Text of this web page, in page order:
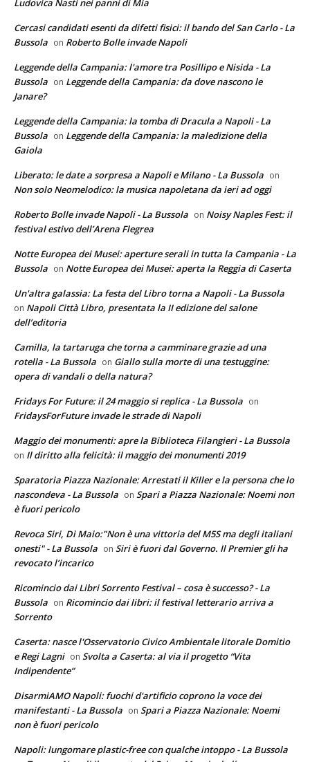
Ludovica Nasti nei panni di Mia
Cercasi candidati esenti da difetti fisici: il bando del San Carlo - La
Bussola on Roberto Bolle invade Napoli
Leggende della Campania: l'amore tra Posillipo e Nisida - La
Bussola on Leggende della Campania: da dove nascono le
Janare?
Leggende della Campania: la tomba di Dracula a Napoli - La
Bussola on Leggende della Campania: la maledizione della
Gaiola
Liberato: le date a sorpresa a Napoli e Milano - La Bussola on
Non solo Neomelodico: la musica napoletana da ieri ad oggi
Roberto Bolle invade Napoli - La Bussola on Noisy Naples Fest: il
festival estivo dell’Arena Flegrea
Notte Europea dei Musei: aperture serali in tutta la Campania - La
Bussola on Notte Europea dei Musei: aperta la Reggia di Caserta
Un'altra galassia: La festa del Libro torna a Napoli - La Bussola
on Napoli Città Libro, presentata la II edizione del salone
dell’editoria
Camilla, la tartaruga che torna a camminare grazie ad una
rotella - La Bussola on Giallo sulla morte di una testuggine:
opera di vandali o della natura?
Fridays For Future: il 24 maggio si replica - La Bussola on
FridaysForFuture invade le strade di Napoli
Maggio dei monumenti: apre la Biblioteca Filangieri - La Bussola
on Il diritto alla felicità: il maggio dei monumenti 2019
Sparatoria Piazza Nazionale: Arrestati il Killer e la persona che lo
nascondeva - La Bussola on Spari a Piazza Nazionale: Noemi non
è fuori pericolo
Revoca Siri, Di Maio:"Non è una vittoria del M5S ma degli italiani
onesti" - La Bussola on Siri è fuori dal Governo. Il Premier gli ha
revocato l’incarico
Ricomincio dai Libri Sorrento Festival – cosa è successo? - La
Bussola on Ricomincio dai libri: il festival letterario arriva a
Sorrento
Caserta: nasce l'Osservatorio Civico Ambientale litorale Domitio
e Regi Lagni on Svolta a Caserta: al via il progetto “Vita
Indipendente”
DisarmiAMO Napoli: fuochi d'artificio coprono la voce dei
manifestanti - La Bussola on Spari a Piazza Nazionale: Noemi
non è fuori pericolo
Napoli: lungomare plastic-free con qualche intoppo - La Bussola